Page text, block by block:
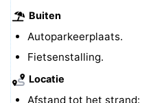
Buiten
Autoparkeerplaats.
Fietsenstalling.
Locatie
Afstand tot het strand: